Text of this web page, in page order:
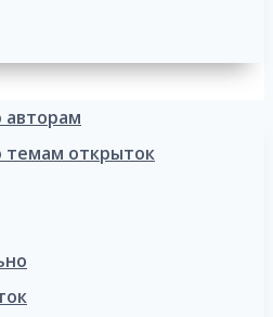
авторам
темам открыток